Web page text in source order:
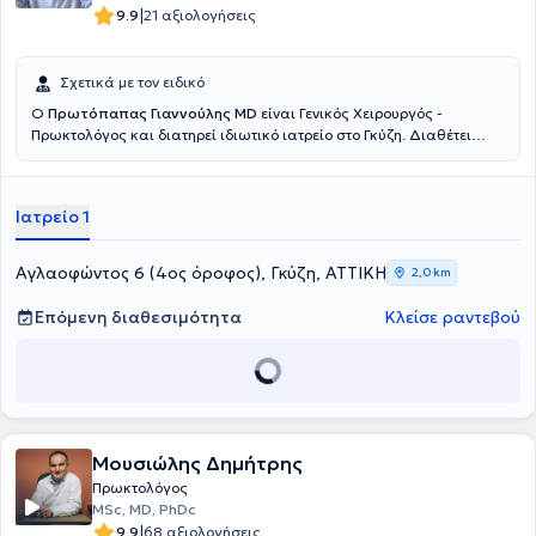
9.9|21 αξιολογήσεις
Σχετικά με τον ειδικό
Ο Πρωτόπαπας Γιαννούλης MD είναι Γενικός Χειρουργός -
Πρωκτολόγος και διατηρεί ιδιωτικό ιατρείο στο Γκύζη. Διαθέτει
Καποδιστριακού Πανεπιστημίου Αθηνών και ειδικεύτηκε στη Γενική
Μετεκπαιδεύτηκε στην Επείγουσα Προνοσοκομειακή Ιατρική και
κατέχει πιστοποίηση ATLS και Definitive Surgical Trauma Care
Course. Είναι συνεργάτης της Αθηναϊκής Κλινικής και του Doctor's
Hospital. Τέλος, είναι μέλος της Ελληνικής Εταιρείας Επούλωσης
Τραύματος και Ελκών και συμμετέχει σε πλήθος συνεδρίων στην
Ελλάδα και το εξωτερικό, στα πλαίσια της συνεχούς κατάρτισης,
Ιατρείο 1
Αγλαοφώντος 6 (4ος όροφος), Γκύζη, ΑΤΤΙΚΗ 2,0 km
Επόμενη διαθεσιμότητα Κλείσε ραντεβού
Μουσιώλης Δημήτρης
Πρωκτολόγος
MSc, MD, PhDc
9.9 68 αξιολογήσεις